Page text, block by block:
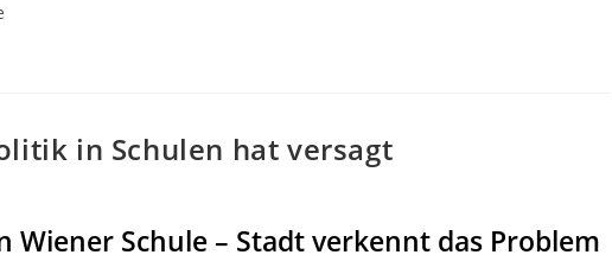
in Schulen hat versagt
Wiener Schule – Stadt verkennt das Problem